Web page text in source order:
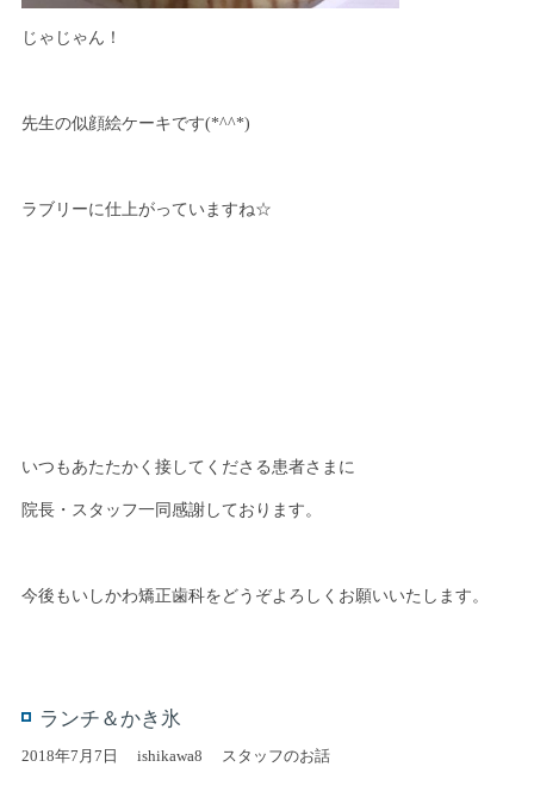
じゃじゃん！
先生の似顔絵ケーキです(*^^*)
ラブリーに仕上がっていますね☆
いつもあたたかく接してくださる患者さまに
院長・スタッフ一同感謝しております。
今後もいしかわ矯正歯科をどうぞよろしくお願いいたします。
ランチ＆かき氷
2018年7月7日 ishikawa8 スタッフのお話